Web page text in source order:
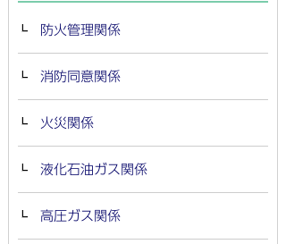
防火管理関係
消防同意関係
火災関係
液化石油ガス関係
高圧ガス関係